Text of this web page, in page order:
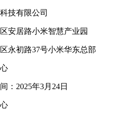
技有限公司
安居路小米智慧产业园
永初路37号小米华东总部
：2025年3月24日